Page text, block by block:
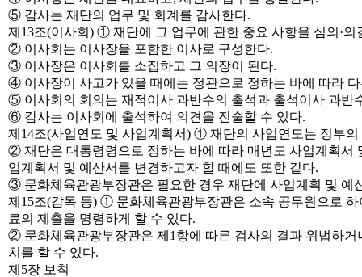
⑤ 감사는 재단의 업무 및 회계를 감사한다.
제13조(이사회) ① 재단에 그 업무에 관한 중요 사항을 심의·
② 이사회는 이사장을 포함한 이사로 구성한다.
③ 이사장은 이사회를 소집하고 그 의장이 된다.
④ 이사장이 사고가 있을 때에는 정관으로 정하는 바에 따라
⑤ 이사회의 회의는 재적이사 과반수의 출석과 출석이사 과반
⑥ 감사는 이사회에 출석하여 의견을 진술할 수 있다.
제14조(사업연도 및 사업계획서) ① 재단의 사업연도는 정부
② 재단은 대통령령으로 정하는 바에 따라 매년도 사업계획서
업계획서 및 예산서를 변경하고자 할 때에도 또한 같다.
③ 문화체육관광부장관은 필요한 경우 재단에 사업계획 및 예
제15조(감독 등) ① 문화체육관광부장관은 소속 공무원으로
료의 제출을 명령하게 할 수 있다.
② 문화체육관광부장관은 제1항에 따른 검사의 결과 위법하
치를 할 수 있다.
제5장 보칙